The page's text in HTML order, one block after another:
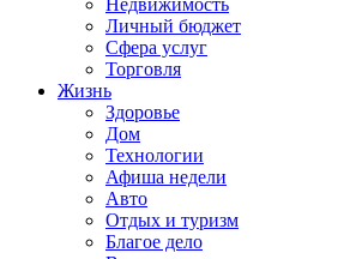
Недвижимость
Личный бюджет
Сфера услуг
Торговля
Жизнь
Здоровье
Дом
Технологии
Афиша недели
Авто
Отдых и туризм
Благое дело